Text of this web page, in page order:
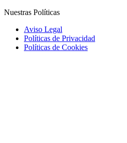
Nuestras Políticas
Aviso Legal
Políticas de Privacidad
Políticas de Cookies